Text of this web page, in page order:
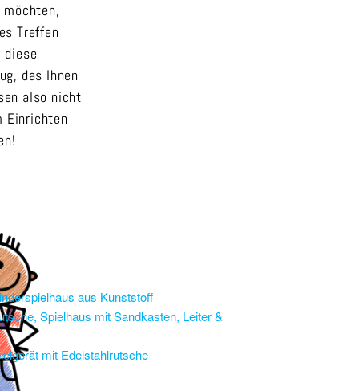
Treffen
diese
das Ihnen
also nicht
Einrichten
aus Kunststoff
Spielhaus mit Sandkasten, Leiter &
mit Edelstahlrutsche